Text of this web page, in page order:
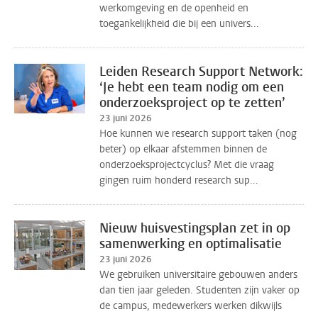
werkomgeving en de openheid en
toegankelijkheid die bij een univers...
Leiden Research Support Network:
‘Je hebt een team nodig om een
onderzoeksproject op te zetten’
23 juni 2026
Hoe kunnen we research support taken (nog
beter) op elkaar afstemmen binnen de
onderzoeksprojectcyclus? Met die vraag
gingen ruim honderd research sup...
Nieuw huisvestingsplan zet in op
samenwerking en optimalisatie
23 juni 2026
We gebruiken universitaire gebouwen anders
dan tien jaar geleden. Studenten zijn vaker op
de campus, medewerkers werken dikwijls